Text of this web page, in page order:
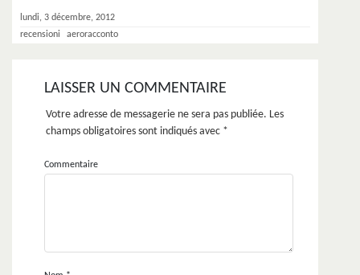
lundi, 3 décembre, 2012
recensioni
aeroracconto
LAISSER UN COMMENTAIRE
Votre adresse de messagerie ne sera pas publiée. Les
champs obligatoires sont indiqués avec *
Commentaire